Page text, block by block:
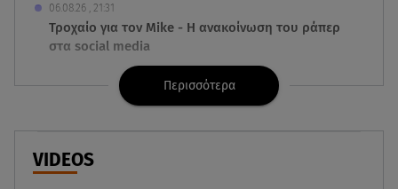
06.08.26 , 21:31
Τροχαίο για τον Mike - Η ανακοίνωση του ράπερ
στα social media
06.08.26 , 21:22
Ισραήλ - Κύπρος - Κρήτη: Το μεγαλύτερο
υποθαλάσσιο καλώδιο στον κόσμο
06.08.26 , 21:07
Περισσότερα
VIDEOS